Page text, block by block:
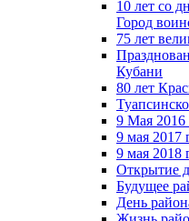
10 лет со
Город
75 лет
Кубани
80 лет
9 Мая 2016
9 мая 2017
9 мая 2018
Открытие
Будущее
День